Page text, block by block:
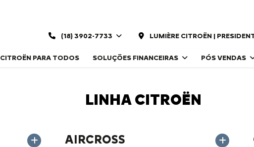
(18) 3902-7733 LUMIÈRE CITROËN |
CITROËN PARA TODOS SOLUÇÕES FINANCEIRAS PÓS VENDAS
LINHA CITROËN
AIRCROSS